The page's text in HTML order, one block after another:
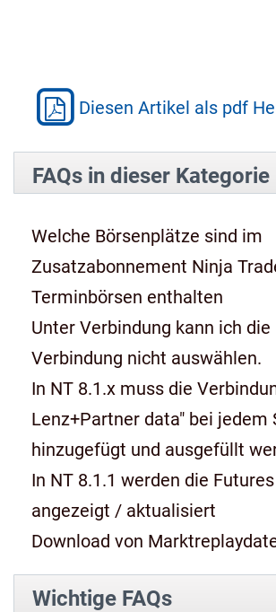
Diesen Artikel als pdf
FAQs in dieser Kategorie
Welche Börsenplätze sind im
Zusatzabonnement Ninja
Terminbörsen enthalten
Unter Verbindung kann ich
Verbindung nicht auswählen.
In NT 8.1.x muss die
Lenz+Partner data" bei jedem
hinzugefügt und ausgefüllt
In NT 8.1.1 werden die
angezeigt / aktualisiert
Download von
Wichtige FAQs